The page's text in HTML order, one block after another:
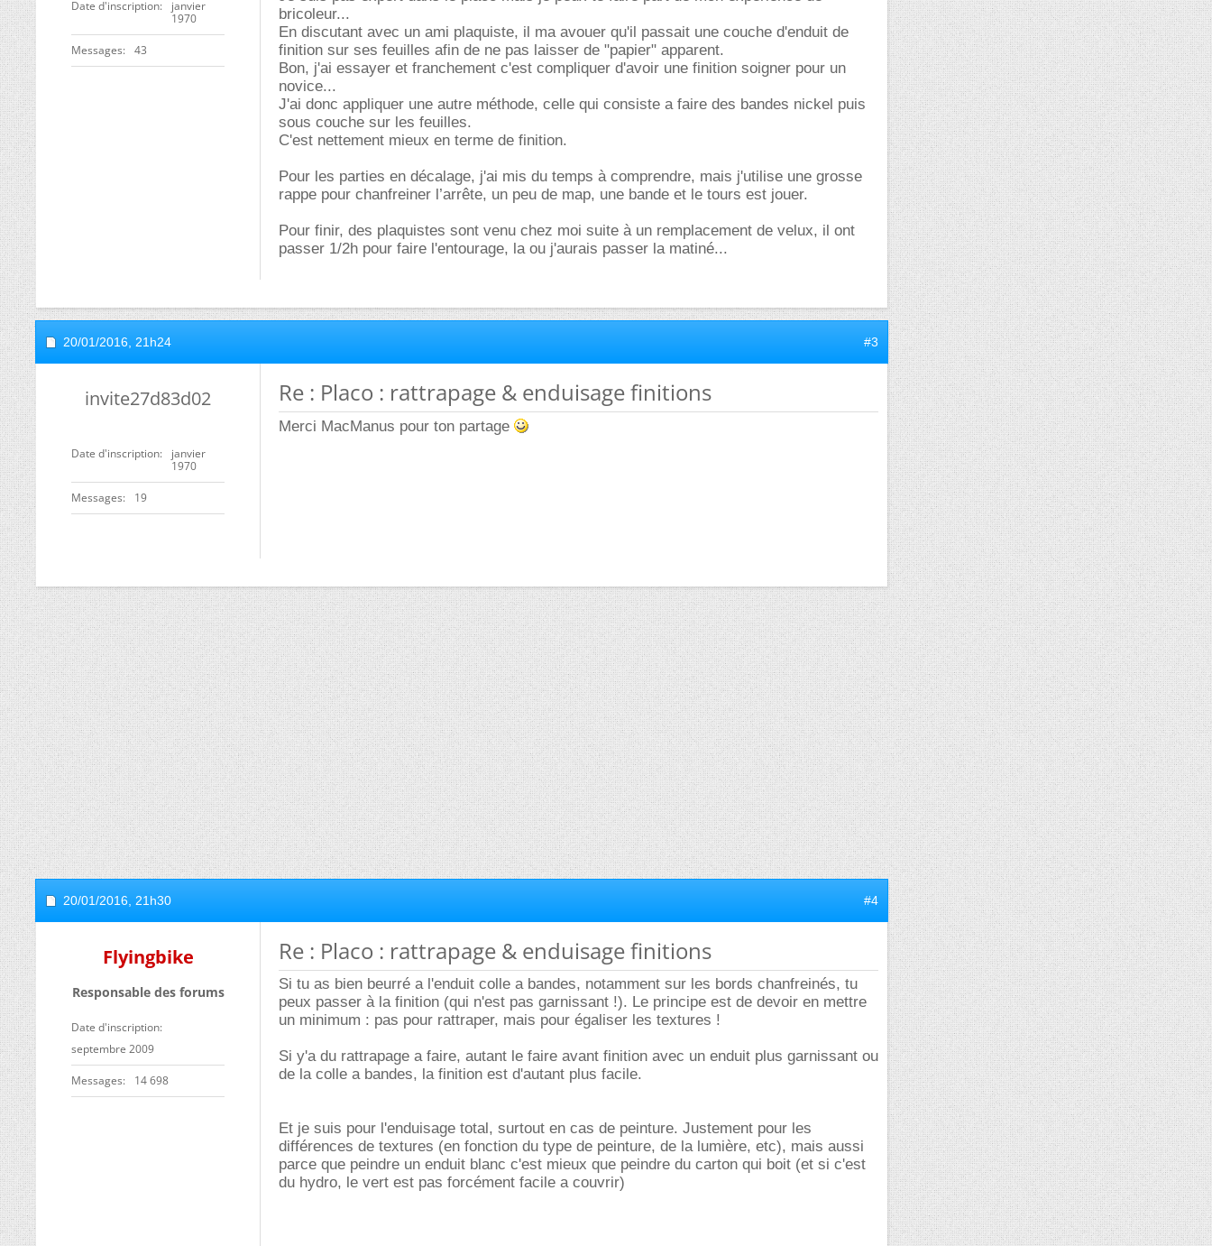
Date d'inscription
janvier
1970
Messages 43
bricoleur...
En discutant avec un ami plaquiste, il ma avouer qu'il passait une couche d'enduit de
finition sur ses feuilles afin de ne pas laisser de "papier" apparent.
Bon, j'ai essayer et franchement c'est compliquer d'avoir une finition soigner pour un
novice...
J'ai donc appliquer une autre méthode, celle qui consiste a faire des bandes nickel puis
sous couche sur les feuilles.
C'est nettement mieux en terme de finition.
Pour les parties en décalage, j'ai mis du temps à comprendre, mais j'utilise une grosse
rappe pour chanfreiner l’arrête, un peu de map, une bande et le tours est jouer.
Pour finir, des plaquistes sont venu chez moi suite à un remplacement de velux, il ont
passer 1/2h pour faire l'entourage, la ou j'aurais passer la matiné...
20/01/2016, 21h24 #3
invite27d83d02
Date d'inscription
janvier
1970
Messages 19
Re : Placo : rattrapage & enduisage finitions
Merci MacManus pour ton partage
20/01/2016, 21h30 #4
Flyingbike
Responsable des forums
Date d'inscription
septembre 2009
Messages 14 698
Re : Placo : rattrapage & enduisage finitions
Si tu as bien beurré a l'enduit colle a bandes, notamment sur les bords chanfreinés, tu
peux passer à la finition (qui n'est pas garnissant !). Le principe est de devoir en mettre
un minimum : pas pour rattraper, mais pour égaliser les textures !
Si y'a du rattrapage a faire, autant le faire avant finition avec un enduit plus garnissant ou
de la colle a bandes, la finition est d'autant plus facile.
Et je suis pour l'enduisage total, surtout en cas de peinture. Justement pour les
différences de textures (en fonction du type de peinture, de la lumière, etc), mais aussi
parce que peindre un enduit blanc c'est mieux que peindre du carton qui boit (et si c'est
du hydro, le vert est pas forcément facile a couvrir)